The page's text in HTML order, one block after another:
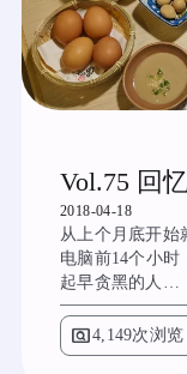
Vol.75 回
2018-04-18
从上个月底开始
电脑前14个小时
起早贪黑的人…
pageview4,149次浏览